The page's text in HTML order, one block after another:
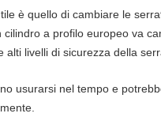
è quello di cambiare le
cilindro a profilo europeo va
alti livelli di sicurezza della
usurarsi nel tempo e